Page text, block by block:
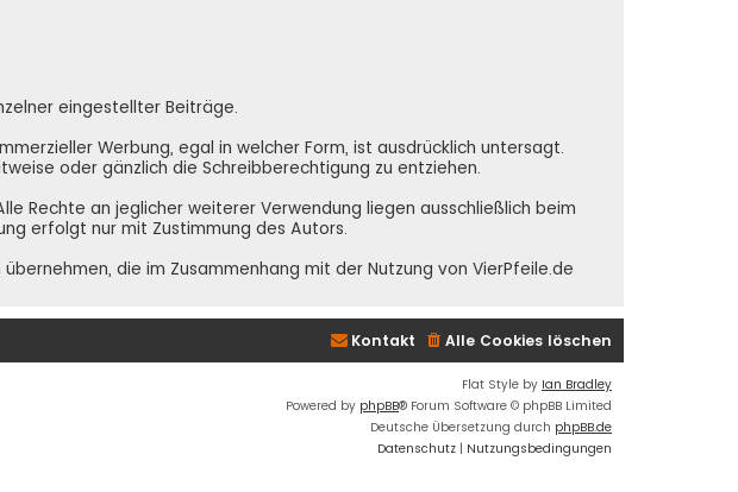
eingestellter Beiträge.
Werbung, egal in welcher Form, ist ausdrücklich untersagt.
oder gänzlich die Schreibberechtigung zu entziehen.
Rechte an jeglicher weiterer Verwendung liegen ausschließlich beim
erfolgt nur mit Zustimmung des Autors.
die im Zusammenhang mit der Nutzung von VierPfeile.de
Alle Cookies löschen
Kontakt
Flat Style by Ian Bradley
Powered by phpBB® Forum Software © phpBB Limited
Deutsche Übersetzung durch phpBB.de
Datenschutz | Nutzungsbedingungen